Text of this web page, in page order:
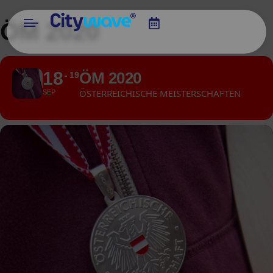
ÖM 2020
18
SEP
19ÖM 2020
ÖSTERREICHISCHE MEISTERSCHAFTEN